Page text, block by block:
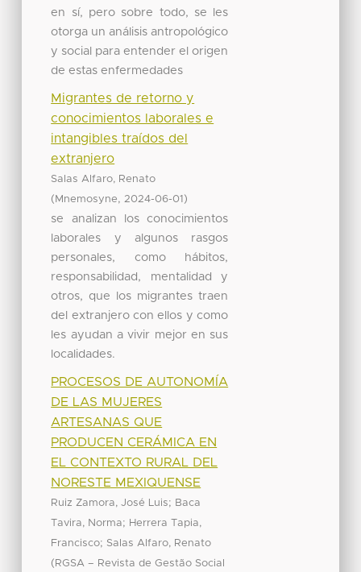
en sí, pero sobre todo, se les
otorga un análisis antropológico
y social para entender el origen
de estas enfermedades
Migrantes de retorno y
conocimientos laborales e
intangibles traídos del
extranjero
Salas Alfaro, Renato
( Mnemosyne, 2024-06-01 )
se analizan los conocimientos
laborales y algunos rasgos
personales, como hábitos,
responsabilidad, mentalidad y
otros, que los migrantes traen
del extranjero con ellos y como
les ayudan a vivir mejor en sus
localidades.
PROCESOS DE AUTONOMÍA
DE LAS MUJERES
ARTESANAS QUE
PRODUCEN CERÁMICA EN
EL CONTEXTO RURAL DEL
NORESTE MEXIQUENSE
Ruiz Zamora, José Luis; Baca
Tavira, Norma; Herrera Tapia,
Francisco; Salas Alfaro, Renato
( RGSA – Revista de Gestão Social